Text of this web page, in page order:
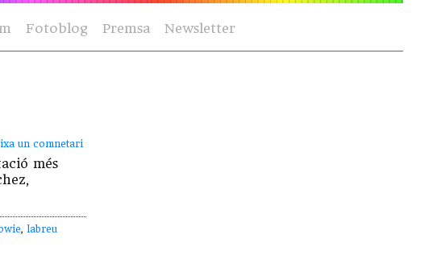
Fotoblog Premsa Newsletter
un comnetari
més
, labreu